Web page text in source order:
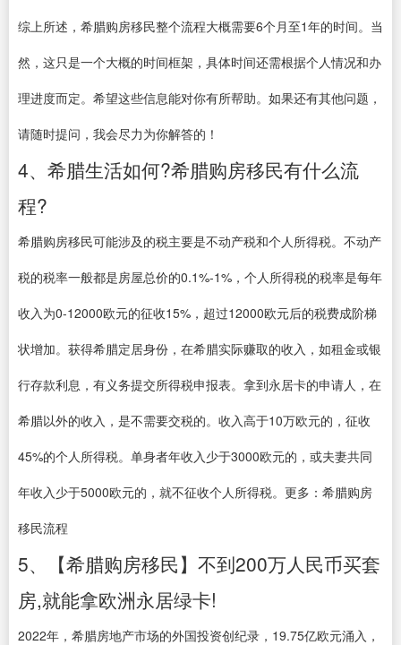
综上所述，希腊购房移民整个流程大概需要6个月至1年的时间。当
然，这只是一个大概的时间框架，具体时间还需根据个人情况和办
理进度而定。希望这些信息能对你有所帮助。如果还有其他问题，
请随时提问，我会尽力为你解答的！
4、希腊生活如何?希腊购房移民有什么流
程?
希腊购房移民可能涉及的税主要是不动产税和个人所得税。不动产
税的税率一般都是房屋总价的0.1%-1%，个人所得税的税率是每年
收入为0-12000欧元的征收15%，超过12000欧元后的税费成阶梯
状增加。获得希腊定居身份，在希腊实际赚取的收入，如租金或银
行存款利息，有义务提交所得税申报表。拿到永居卡的申请人，在
希腊以外的收入，是不需要交税的。收入高于10万欧元的，征收
45%的个人所得税。单身者年收入少于3000欧元的，或夫妻共同
年收入少于5000欧元的，就不征收个人所得税。更多：希腊购房
移民流程
5、【希腊购房移民】不到200万人民币买套
房,就能拿欧洲永居绿卡!
2022年，希腊房地产市场的外国投资创纪录，19.75亿欧元涌入，